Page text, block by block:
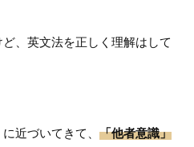
、英文法を正しく理解はして
近づいてきて、 「他者意識」